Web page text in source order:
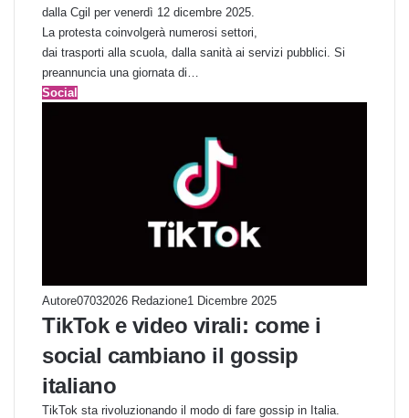
dalla Cgil per venerdì 12 dicembre 2025.
La protesta coinvolgerà numerosi settori,
dai trasporti alla scuola, dalla sanità ai servizi pubblici. Si
preannuncia una giornata di…
Social
Autore07032026 Redazione1 Dicembre 2025
TikTok e video virali: come i
social cambiano il gossip
italiano
TikTok sta rivoluzionando il modo di fare gossip in Italia.